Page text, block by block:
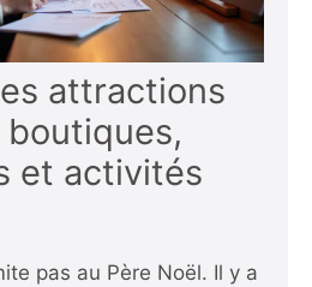
attractions
et activités
pas au Père Noël. Il y a